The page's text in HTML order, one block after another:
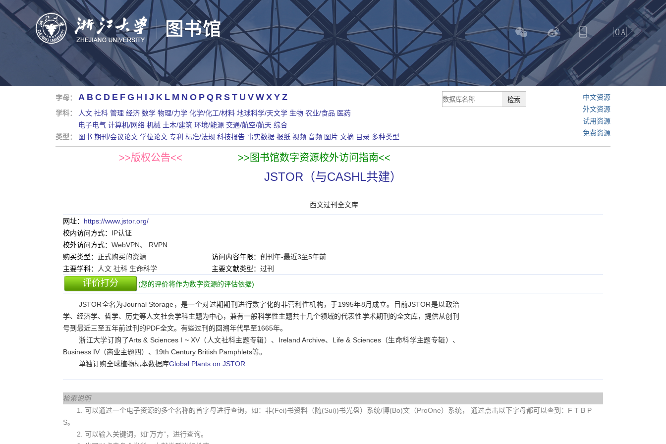
字母： A B C D E F G H I J K L M N O P Q R S T U V W X Y Z
学科： 人文 社科 管理 经济 数学 物理/力学 化学/化工/材料 地球科学/天文学 生物 农业/食品 医药
电子电气 计算机/网络 机械 土木/建筑 环境/能源 交通/航空/航天 综合
类型：
图书 期刊/会议论文 学位论文 专利 标准/法规 科技报告 事实数据 报纸 视频 音频 图片 文摘 目录 多种类型
中文资源
外文资源
试用资源
免费资源
>>版权公告<< >>图书馆数字资源校外访问指南<<
JSTOR（与CASHL共建）
西文过刊全文库
网址： https://www.jstor.org/
校内访问方式： IP认证
校外访问方式： WebVPN、 RVPN
购买类型： 正式购买的资源 访问内容年限： 创刊年-最近3至5年前
主要学科：
人文 社科 生命科学 主要文献类型： 过刊
评价打分 (您的评价将作为数字资源的评估依据)
JSTOR全名为Journal Storage，是一个对过期期刊进行数字化的非营利性机构，于1995年8月成立。目前JSTOR是以政治
学、经济学、哲学、历史等人文社会学科主题为中心，兼有一般科学性主题共十几个领域的代表性学术期刊的全文库，提供从创刊
号到最近三至五年前过刊的PDF全文。有些过刊的回溯年代早至1665年。
浙江大学订购了Arts & Sciences I ~ XV（人文社科主题专辑）、Ireland Archive、Life & Sciences（生命科学主题专辑）、
Business IV（商业主题四）、19th Century British Pamphlets等。
单独订购全球植物标本数据库Global Plants on JSTOR
检索说明
1. 可以通过一个电子资源的多个名称的首字母进行查询，如：非(Fei)书资料（随(Sui))书光盘）系统/博(Bo)文（ProOne）系统， 通过点击以下字母都可以查到：F T B P
S。
2. 可以输入关键词，如“万方”，进行查询。